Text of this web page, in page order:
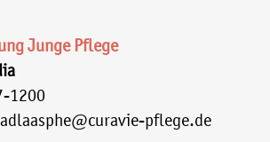
Junge Pflege
1200
pflege.de